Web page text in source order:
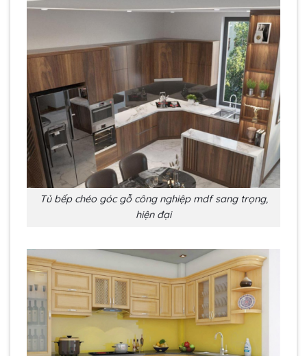
Tủ bếp chéo góc gỗ công nghiệp mdf sang trọng,
hiện đại